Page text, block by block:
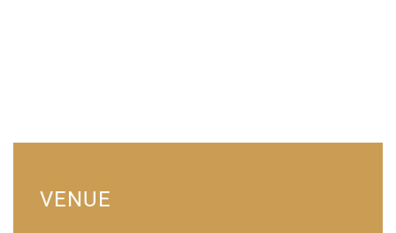
VENUE